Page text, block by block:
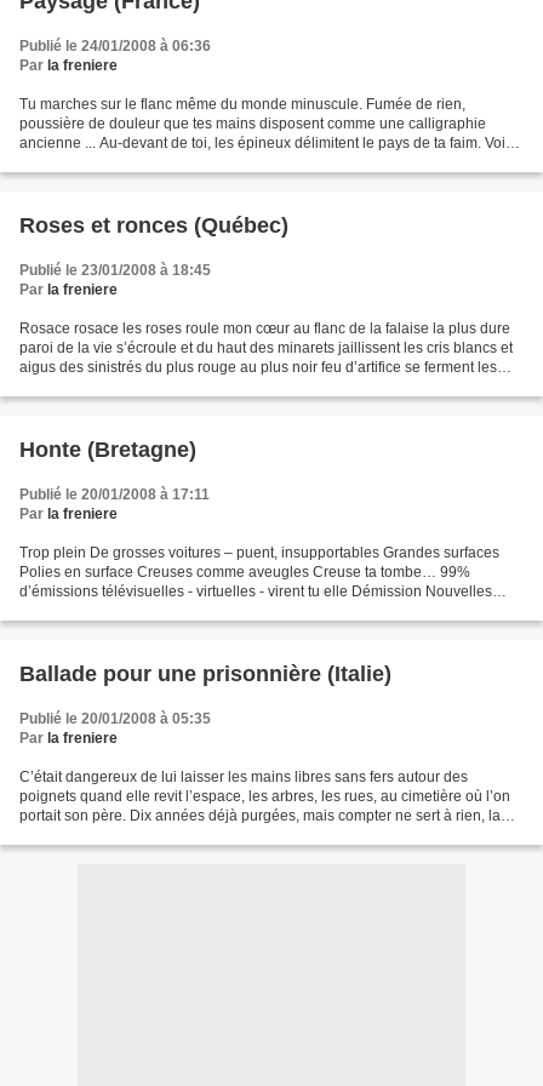
Publié le 24/01/2008 à 06:36
Par la freniere
Tu marches sur le flanc même du monde minuscule. Fumée de rien,
poussière de douleur que tes mains disposent comme une calligraphie
ancienne ... Au-devant de toi, les épineux délimitent le pays de ta faim. Voici
Roses et ronces (Québec)
Publié le 23/01/2008 à 18:45
Par la freniere
Rosace rosace les roses roule mon cœur au flanc de la falaise la plus dure
paroi de la vie s’écroule et du haut des minarets jaillissent les cris blancs et
aigus des sinistrés du plus rouge au plus noir feu d’artifice se ferment les
Honte (Bretagne)
Publié le 20/01/2008 à 17:11
Par la freniere
Trop plein De grosses voitures – puent, insupportables Grandes surfaces
Polies en surface Creuses comme aveugles Creuse ta tombe… 99%
d’émissions télévisuelles - virtuelles - virent tu elle Démission Nouvelles
Ballade pour une prisonnière (Italie)
Publié le 20/01/2008 à 05:35
Par la freniere
C’était dangereux de lui laisser les mains libres sans fers autour des
poignets quand elle revit l’espace, les arbres, les rues, au cimetière où l’on
portait son père. Dix années déjà purgées, mais compter ne sert à rien, la